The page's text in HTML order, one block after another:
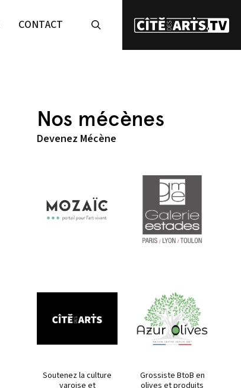
CONTACT
Nos mécènes
Devenez Mécène
Soutenez la culture
varoise et
Grossiste BtoB en
olives et produits